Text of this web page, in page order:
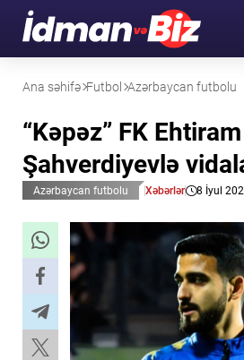
Ana səhifə Futbol Azərbaycan futbolu
“Kəpəz” FK Ehtiram
Şahverdiyevlə
Azərbaycan futbolu Xəbərlər 8 İyul